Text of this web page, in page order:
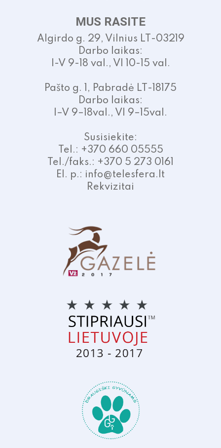
MUS RASITE
Algirdo g. 29, Vilnius LT-03219
Darbo laikas:
I-V 9-18 val., VI 10-15 val.
Pašto g. 1, Pabradė LT-18175
Darbo laikas:
I–V 9–18val., VI 9–15val.
Susisiekite:
Tel.: +370 660 05555
Tel./faks.: +370 5 273 0161
El. p.: info@telesfera.lt
Rekvizitai